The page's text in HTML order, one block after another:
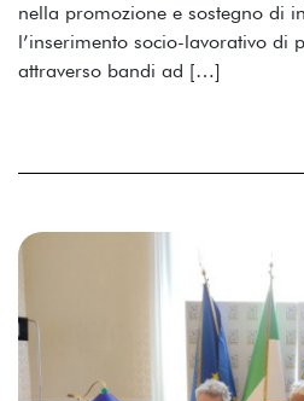
nella promozione e sostegno di
l’inserimento socio-lavorativo di
attraverso bandi ad […]